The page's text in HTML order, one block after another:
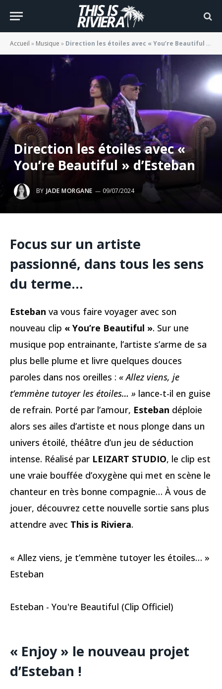
Accueil » Musique » Direction les étoiles avec « You’re Beautiful » d’Esteban
Direction les étoiles avec «
You’re Beautiful » d’Esteban
BY JADE MORGANE 09/07/2024
Focus sur un artiste
passionné, dans tous les sens
du terme…
Esteban va vous faire voyager avec son
nouveau clip « You’re Beautiful ». Sur une
musique pop entrainante, l’artiste s’arme de sa
plus belle plume et livre quelques douces
paroles dans nos oreilles : « Allez viens, je
t’emmène tutoyer les étoiles… » lance-t-il en guise
de refrain. Porté par l’amour, Esteban déploie
alors ses ailes d’artiste et nous plonge dans un
univers étoilé, théâtre d’un jeu de séduction
intense. Réalisé par LEIZART STUDIO, le clip est
une vraie bouffée d’oxygène qui met en scène le
chanteur en très bonne compagnie… À vous de
jouer, découvrez cette nouvelle sortie sans plus
attendre avec This is Riviera.
« Allez viens, je t’emmène tutoyer les étoiles… »
Esteban
Esteban - You're Beautiful (Clip Officiel)
« Enjoy » le nouveau projet
d’Esteban !